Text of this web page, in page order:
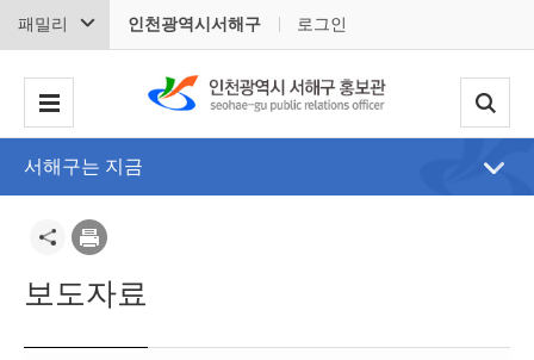
패밀리 인천광역시서해구 로그인
서해구는 지금
보도자료